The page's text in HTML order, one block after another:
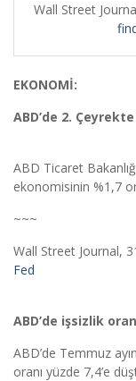
Wall Street
EKONOMİ:
ABD’de 2.
ABD Ticaret
ekonomisinin %1,7
~~~
Wall Street Journal,
Fed
ABD’de işsizlik
ABD’de Temmuz
oranı yüzde 7,4’e